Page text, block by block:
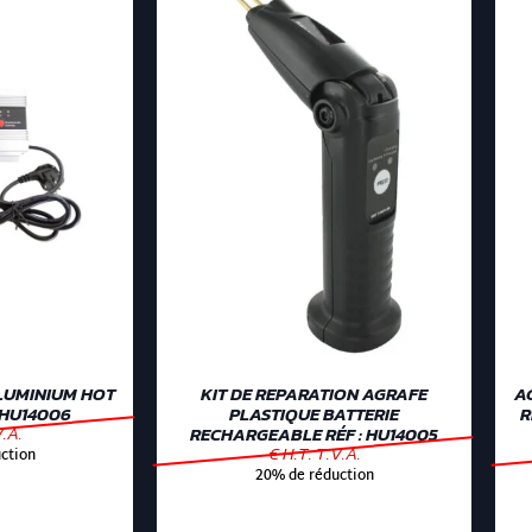
HOT KIT DE REPARATION AGRAFE
PLASTIQUE BATTERIE
RECHARGEABLE RÉF : HU14005
€ H.T. T.V.A.
20% de réduction